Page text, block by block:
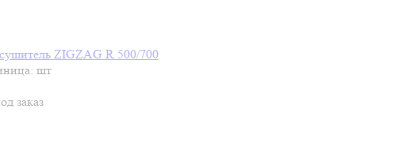
ZIGZAG R 500/700
шт
заказ